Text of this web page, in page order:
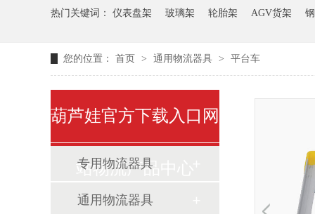
热门关键词： 仪表盘架 玻璃架 轮胎架 AGV货架
您的位置： 首页 > 通用物流器具 > 平台车
葫芦娃官方下载入口网
站物流产品中心
专用物流器具
通用物流器具